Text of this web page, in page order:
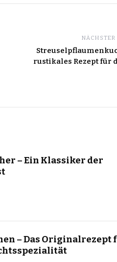
rustikales Rezept für
– Ein Klassiker der
– Das Originalrezept